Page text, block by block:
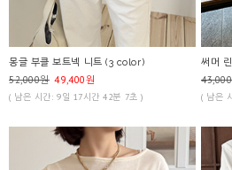
몽글 부클 보트넥 니트 (3 color)
52,000원 49,400원
( 남은 시간: 9일 17시간 42분 7초 )
써머
( 남은